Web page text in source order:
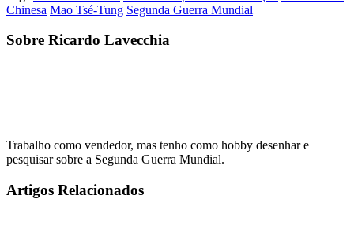
Chinesa Mao Tsé-Tung Segunda Guerra Mundial
Sobre Ricardo Lavecchia
Trabalho como vendedor, mas tenho como hobby desenhar e
pesquisar sobre a Segunda Guerra Mundial.
Artigos Relacionados